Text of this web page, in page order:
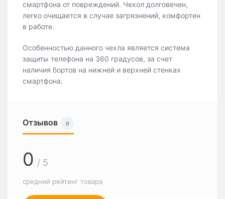
смартфона от повреждений. Чехол долговечен,
легко очищается в случае загрязнений, комфортен
в работе.
Особенностью данного чехла является система
защиты телефона на 360 градусов, за счет
наличия бортов на нижней и верхней стенках
смартфона.
Отзывов 0
0 / 5
средний рейтинг товара